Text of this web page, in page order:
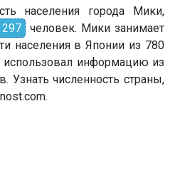
населения города Мики,
человек. Мики занимает
населения в Японии из 780
использовал информацию из
Узнать численность страны,